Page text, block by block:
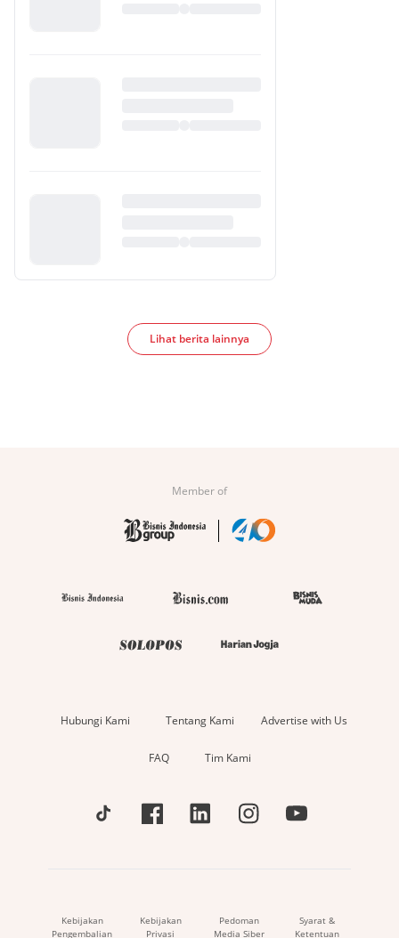
Lihat berita lainnya
Member of
Hubungi Kami Tentang Kami Advertise with Us
FAQ Tim Kami
Kebijakan
Pengembalian
Kebijakan
Privasi
Pedoman
Media Siber
Syarat &
Ketentuan